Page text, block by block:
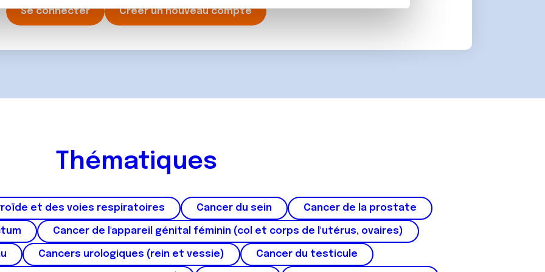
de publicité et d'analyse, qui peuvent combiner celles-ci avec d'autres informations que
Se connecter Créer un nouveau compte
Thématiques
et des voies respiratoires Cancer du sein Cancer de la prostate
Cancer de l'appareil génital féminin (col et corps de l'utérus, ovaires)
Cancers urologiques (rein et vessie) Cancer du testicule